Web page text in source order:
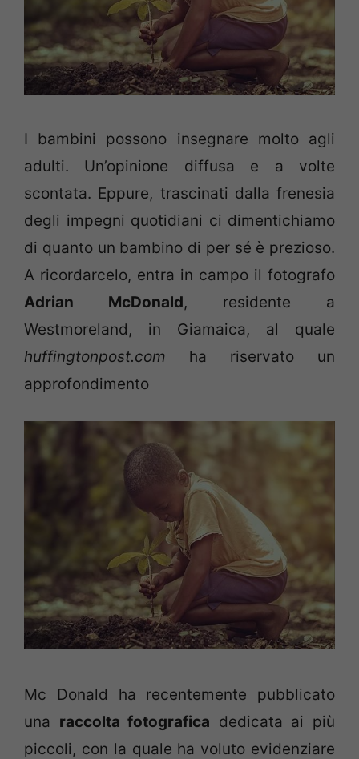
I bambini possono insegnare molto agli
adulti. Un’opinione diffusa e a volte
scontata. Eppure, trascinati dalla frenesia
degli impegni quotidiani ci dimentichiamo
di quanto un bambino di per sé è prezioso.
A ricordarcelo, entra in campo il fotografo
Adrian McDonald, residente a
Westmoreland, in Giamaica, al quale
huffingtonpost.com ha riservato un
approfondimento
Mc Donald ha recentemente pubblicato
una raccolta fotografica dedicata ai più
piccoli, con la quale ha voluto evidenziare